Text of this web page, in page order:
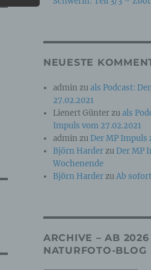
NEUESTE
admin zuals Podcast:
27.02.2021
Lienert Günterzuals
Impuls vom 27.02.2021
admin zuDer MP Impuls
Björn HarderzuDer MP
Wochenende
Björn HarderzuAb
ARCHIVE – AB 2026
NATURFOTO-BLOG